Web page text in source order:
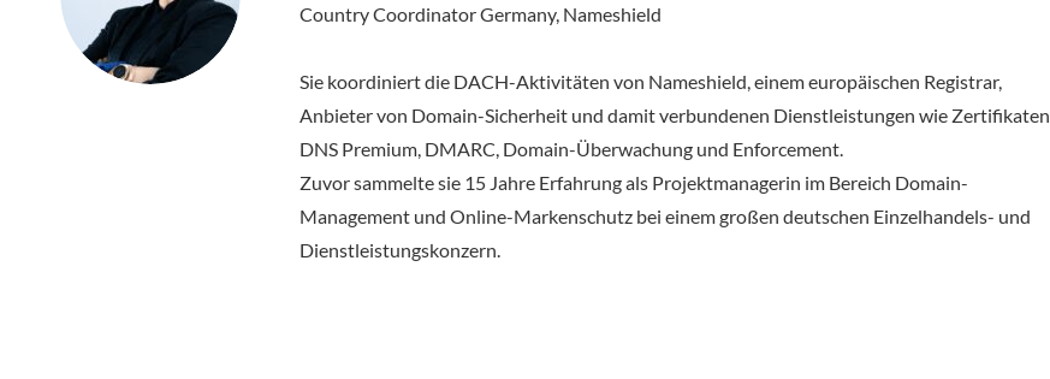
Country Coordinator Germany, Nameshield
Sie koordiniert die DACH-Aktivitäten von Nameshield, einem europäischen Registrar,
Anbieter von Domain-Sicherheit und damit verbundenen Dienstleistungen wie Zertifikaten,
DNS Premium, DMARC, Domain-Überwachung und Enforcement.
Zuvor sammelte sie 15 Jahre Erfahrung als Projektmanagerin im Bereich Domain-
Management und Online-Markenschutz bei einem großen deutschen Einzelhandels- und
Dienstleistungskonzern.